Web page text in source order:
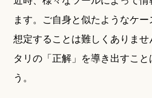
ます。ご自身と似たようなケ
想定することは難しくありま
タリの「正解」を導き出すこ
う。